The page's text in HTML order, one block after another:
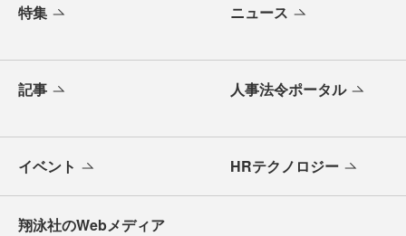
特集 ニュース
記事 人事法令ポータル
イベント HRテクノロジー
翔泳社のWebメディア